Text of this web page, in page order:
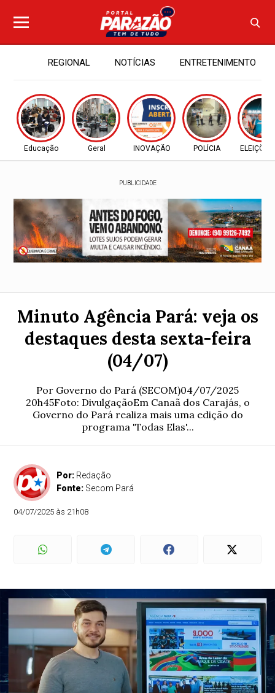
REGIONAL NOTÍCIAS ENTRETENIMENTO
Educação Geral INOVAÇÃO POLÍCIA
PUBLICIDADE
Minuto Agência Pará: veja os
destaques desta sexta-feira
(04/07)
Por Governo do Pará (SECOM)04/07/2025
20h45Foto: DivulgaçãoEm Canaã dos Carajás, o
Governo do Pará realiza mais uma edição do
programa 'Todas Elas'...
Por: Redação
Fonte: Secom Pará
04/07/2025 às 21h08